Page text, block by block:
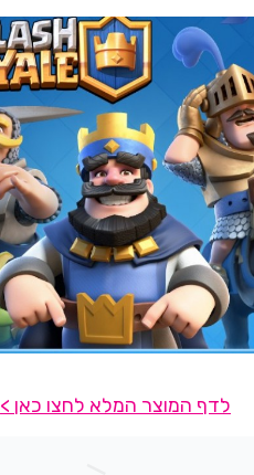
לדף המוצר המלא לחצו כאן >